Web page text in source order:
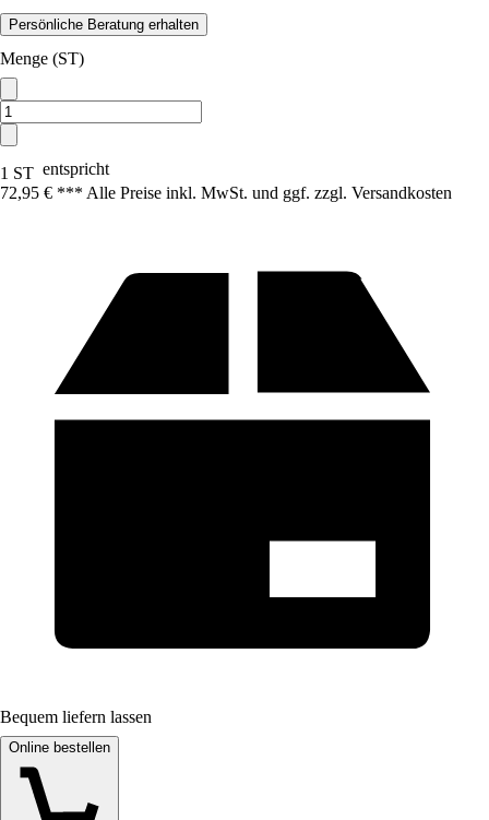
Persönliche Beratung erhalten
Menge (ST)
1 ST entspricht
72,95 € *** Alle Preise inkl. MwSt. und ggf. zzgl. Versandkosten
Bequem liefern lassen
Online bestellen